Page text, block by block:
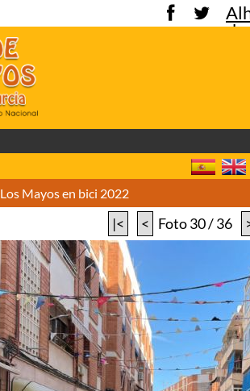
de
Los Mayos en bici 2022
|< < Foto 30 / 36